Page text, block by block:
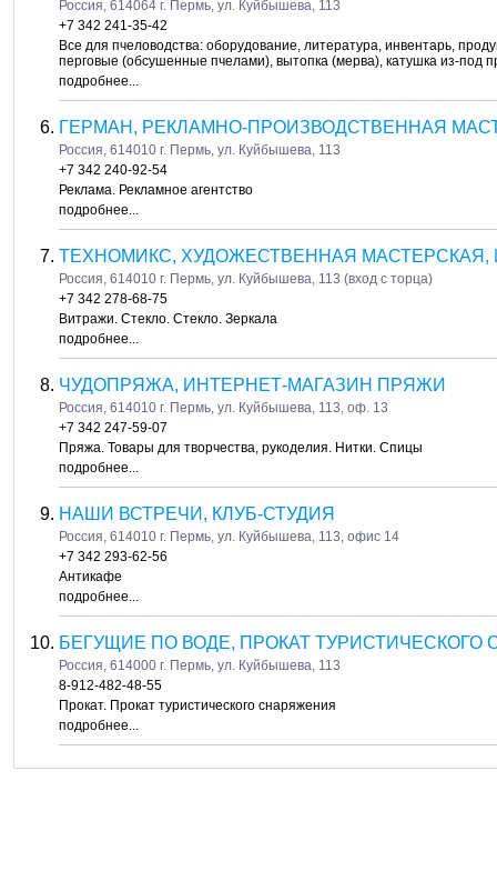
Россия, 614064 г. Пермь, ул. Куйбышева, 113
+7 342 241-35-42
Все для пчеловодства: оборудование, литература, инвентарь,
перговые (обсушенные пчелами), вытопка (мерва), катушка из-под
подробнее...
ГЕРМАН, РЕКЛАМНО-ПРОИЗВОДСТВЕННАЯ
Россия, 614010 г. Пермь, ул. Куйбышева, 113
+7 342 240-92-54
Реклама. Рекламное агентство
подробнее...
ТЕХНОМИКС, ХУДОЖЕСТВЕННАЯ МАСТЕРСКАЯ,
Россия, 614010 г. Пермь, ул. Куйбышева, 113 (вход с торца)
+7 342 278-68-75
Витражи. Стекло. Стекло. Зеркала
подробнее...
ЧУДОПРЯЖА, ИНТЕРНЕТ-МАГАЗИН ПРЯЖИ
Россия, 614010 г. Пермь, ул. Куйбышева, 113, оф. 13
+7 342 247-59-07
Пряжа. Товары для творчества, рукоделия. Нитки. Спицы
подробнее...
НАШИ ВСТРЕЧИ, КЛУБ-СТУДИЯ
Россия, 614010 г. Пермь, ул. Куйбышева, 113, офис 14
+7 342 293-62-56
Антикафе
подробнее...
БЕГУЩИЕ ПО ВОДЕ, ПРОКАТ
Россия, 614000 г. Пермь, ул. Куйбышева, 113
8-912-482-48-55
Прокат. Прокат туристического снаряжения
подробнее...